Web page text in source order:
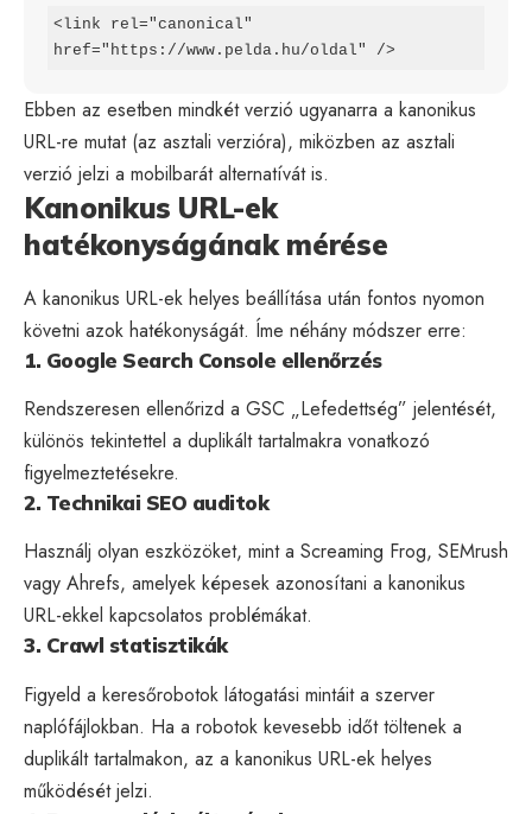
<link rel="canonical"
href="https://www.pelda.hu/oldal" />
Ebben az esetben mindkét verzió ugyanarra a kanonikus
URL-re mutat (az asztali verzióra), miközben az asztali
verzió jelzi a mobilbarát alternatívát is.
Kanonikus URL-ek
hatékonyságának mérése
A kanonikus URL-ek helyes beállítása után fontos nyomon
követni azok hatékonyságát. Íme néhány módszer erre:
1. Google Search Console ellenőrzés
Rendszeresen ellenőrizd a GSC „Lefedettség” jelentését,
különös tekintettel a duplikált tartalmakra vonatkozó
figyelmeztetésekre.
2. Technikai SEO auditok
Használj olyan eszközöket, mint a Screaming Frog, SEMrush
vagy Ahrefs, amelyek képesek azonosítani a kanonikus
URL-ekkel kapcsolatos problémákat.
3. Crawl statisztikák
Figyeld a keresőrobotok látogatási mintáit a szerver
naplófájlokban. Ha a robotok kevesebb időt töltenek a
duplikált tartalmakon, az a kanonikus URL-ek helyes
működését jelzi.